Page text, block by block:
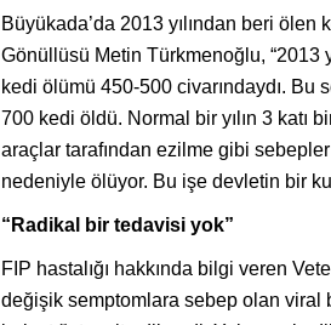
Büyükada’da 2013 yılından beri
Gönüllüsü Metin Türkmenoğlu, “2013
kedi ölümü 450-500 civarındaydı. Bu
700 kedi öldü. Normal bir yılın 3 katı
araçlar tarafından ezilme gibi sebepler
nedeniyle ölüyor. Bu işe devletin bir
“Radikal bir tedavisi yok”
FIP hastalığı hakkında bilgi veren
değişik semptomlara sebep olan viral